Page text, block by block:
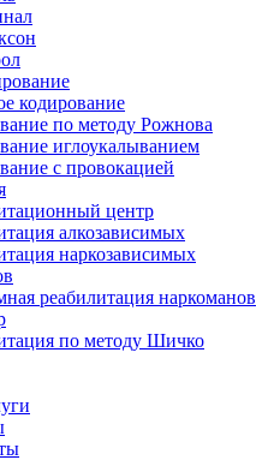
кодирование
по методу Рожнова
иглоукалыванием
с провокацией
центр
алкозависимых
наркозависимых
реабилитация наркоманов
по методу Шичко